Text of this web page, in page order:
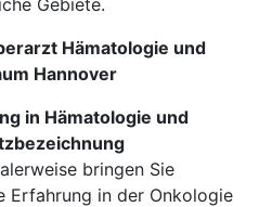
Gebiete.
Hämatologie und
Hannover
in Hämatologie und
bringen Sie
Erfahrung in der Onkologie